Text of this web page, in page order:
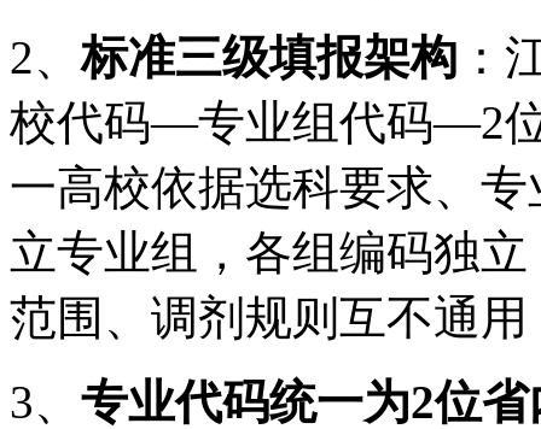
2、标准三级填报架构 ：
校代码—专业组代码—2
一高校依据选科要求、
立专业组，各组编码独
范围、调剂规则互不通
3、 专业代码统一为2位